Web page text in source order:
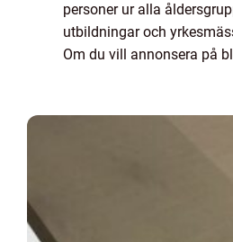
personer ur alla
utbildningar och
Om du vill annonsera på